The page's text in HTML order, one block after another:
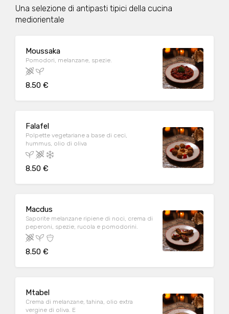
Una selezione di antipasti tipici della cucina
mediorientale
Moussaka
Pomodori, melanzane, spezie.
8.50 €
Falafel
Polpette vegetariane a base di ceci,
hummus, olio di oliva
8.50 €
Macdus
Saporite melanzane ripiene di noci, crema di
peperoni, spezie, rucola e pomodorini.
8.50 €
Mtabel
Crema di melanzane, tahina, olio extra
vergine di oliva. E